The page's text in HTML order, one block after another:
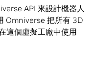
API 來設計機器人
Omniverse 把所有 3D
這個虛擬工廠中使用